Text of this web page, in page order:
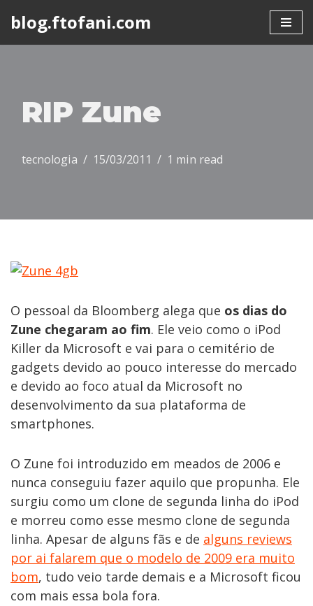
blog.ftofani.com
RIP Zune
tecnologia 15/03/2011 1 min read
O pessoal da Bloomberg alega que os dias do
Zune chegaram ao fim. Ele veio como o iPod
Killer da Microsoft e vai para o cemitério de
gadgets devido ao pouco interesse do mercado
e devido ao foco atual da Microsoft no
desenvolvimento da sua plataforma de
smartphones.
O Zune foi introduzido em meados de 2006 e
nunca conseguiu fazer aquilo que propunha. Ele
surgiu como um clone de segunda linha do iPod
e morreu como esse mesmo clone de segunda
linha. Apesar de alguns fãs e de alguns reviews
por ai falarem que o modelo de 2009 era muito
bom, tudo veio tarde demais e a Microsoft ficou
com mais essa bola fora.